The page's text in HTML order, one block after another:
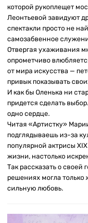
которой рукоплещет
Леонтьевой завидуют
спектакли просто не
самозабвенное
Отвергая ухаживания
опрометчиво
от мира искусства —
привык показывать
И как бы Оленька ни
придется сделать
одно сердце.
Читая «Артистку»
подглядываешь из-за
популярной актрисы
жизни, настолько
Так рассказать о своей
решениях могла
сильную любовь.